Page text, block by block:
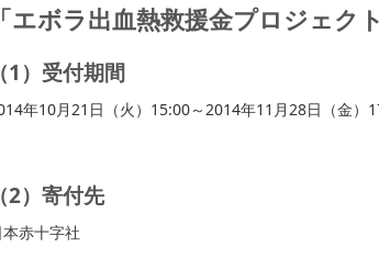
エボラ出血熱救援金プロジェク
1）受付期間
年10月21日（火）15:00～2014年11月28日（金）
2）寄付先
赤十字社